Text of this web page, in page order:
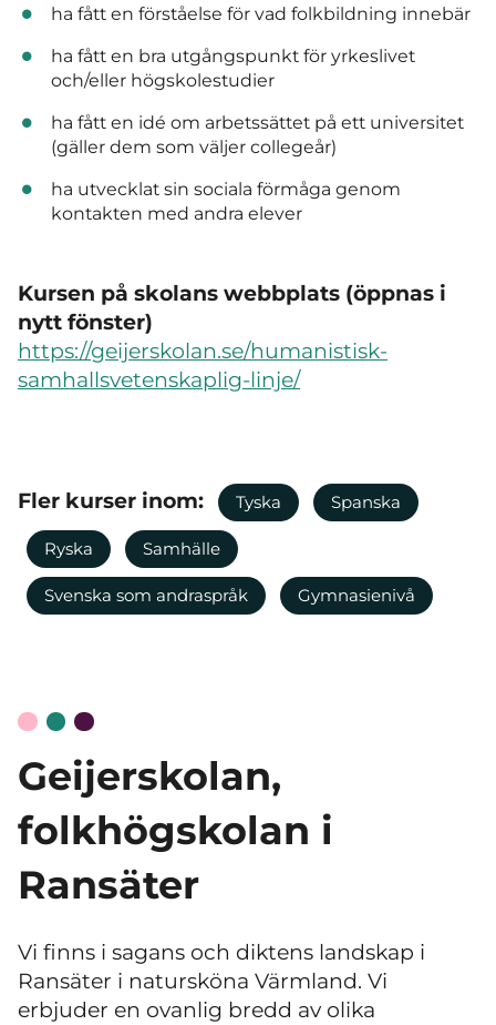
ha fått en förståelse för vad folkbildning innebär
ha fått en bra utgångspunkt för yrkeslivet
och/eller högskolestudier
ha fått en idé om arbetssättet på ett universitet
(gäller dem som väljer collegeår)
ha utvecklat sin sociala förmåga genom
kontakten med andra elever
Kursen på skolans webbplats (öppnas i
nytt fönster)
https://geijerskolan.se/humanistisk-
samhallsvetenskaplig-linje/
Fler kurser inom: Tyska Spanska
Ryska Samhälle
Svenska som andraspråk Gymnasienivå
Geijerskolan,
folkhögskolan i
Ransäter
Vi finns i sagans och diktens landskap i
Ransäter i natursköna Värmland. Vi
erbjuder en ovanlig bredd av olika